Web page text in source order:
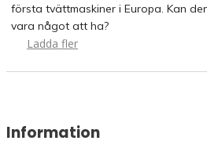
första tvättmaskiner i Europa. Kan
vara något att ha?
Ladda fler
Information